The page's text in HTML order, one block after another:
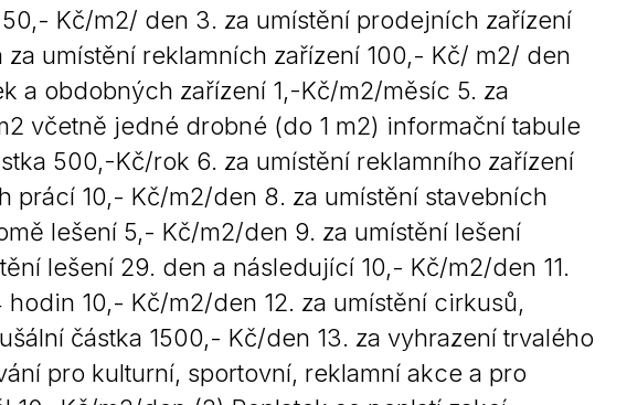
Kč/m2/ den 3. za umístění prodejních zařízení
umístění reklamních zařízení 100,- Kč/ m2/ den
a obdobných zařízení 1,-Kč/m2/měsíc 5. za
včetně jedné drobné (do 1 m2) informační tabule
500,-Kč/rok 6. za umístění reklamního zařízení
prácí 10,- Kč/m2/den 8. za umístění stavebních
lešení 5,- Kč/m2/den 9. za umístění lešení
lešení 29. den a následující 10,- Kč/m2/den 11.
10,- Kč/m2/den 12. za umístění cirkusů,
částka 1500,- Kč/den 13. za vyhrazení trvalého
pro kulturní, sportovní, reklamní akce a pro